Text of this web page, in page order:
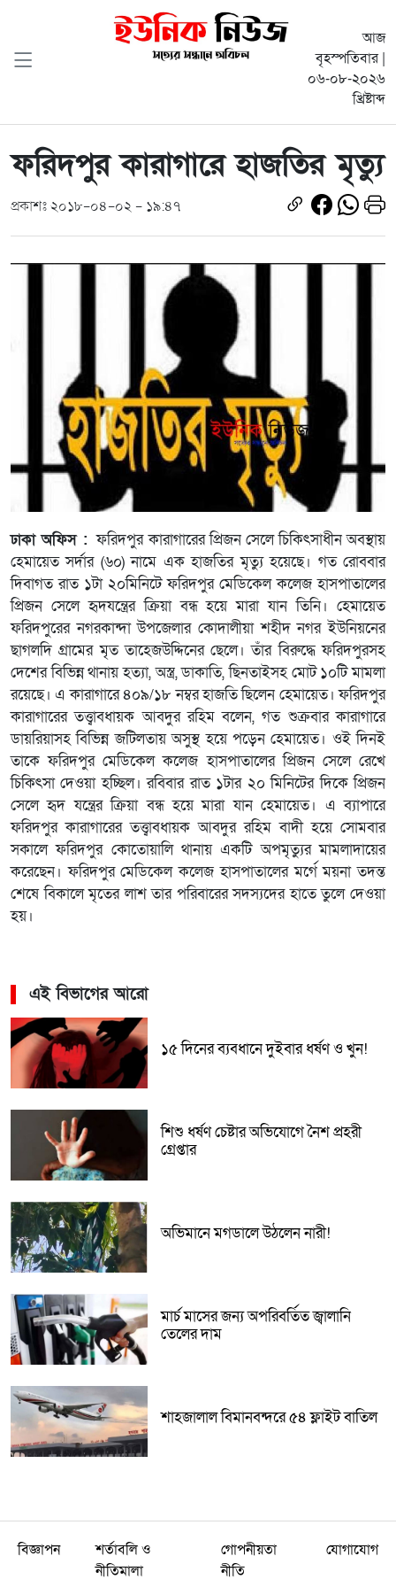
আজ
বৃহস্পতিবার |
০৬-০৮-২০২৬
খ্রিষ্টাব্দ
ফরিদপুর কারাগারে হাজতির মৃত্যু
প্রকাশঃ ২০১৮-০৪-০২ - ১৯:৪৭
ঢাকা অফিস : ফরিদপুর কারাগারের প্রিজন সেলে চিকিৎসাধীন অবস্থায়
হেমায়েত সর্দার (৬০) নামে এক হাজতির মৃত্যু হয়েছে। গত রোববার
দিবাগত রাত ১টা ২০মিনিটে ফরিদপুর মেডিকেল কলেজ হাসপাতালের
প্রিজন সেলে হৃদযন্ত্রের ক্রিয়া বন্ধ হয়ে মারা যান তিনি। হেমায়েত
ফরিদপুরের নগরকান্দা উপজেলার কোদালীয়া শহীদ নগর ইউনিয়নের
ছাগলদি গ্রামের মৃত তাহেজউদ্দিনের ছেলে। তাঁর বিরুদ্ধে ফরিদপুরসহ
দেশের বিভিন্ন থানায় হত্যা, অস্ত্র, ডাকাতি, ছিনতাইসহ মোট ১০টি মামলা
রয়েছে। এ কারাগারে ৪০৯/১৮ নম্বর হাজতি ছিলেন হেমায়েত। ফরিদপুর
কারাগারের তত্ত্বাবধায়ক আবদুর রহিম বলেন, গত শুক্রবার কারাগারে
ডায়রিয়াসহ বিভিন্ন জটিলতায় অসুস্থ হয়ে পড়েন হেমায়েত। ওই দিনই
তাকে ফরিদপুর মেডিকেল কলেজ হাসপাতালের প্রিজন সেলে রেখে
চিকিৎসা দেওয়া হচ্ছিল। রবিবার রাত ১টার ২০ মিনিটের দিকে প্রিজন
সেলে হৃদ যন্ত্রের ক্রিয়া বন্ধ হয়ে মারা যান হেমায়েত। এ ব্যাপারে
ফরিদপুর কারাগারের তত্ত্বাবধায়ক আবদুর রহিম বাদী হয়ে সোমবার
সকালে ফরিদপুর কোতোয়ালি থানায় একটি অপমৃত্যুর মামলাদায়ের
করেছেন। ফরিদপুর মেডিকেল কলেজ হাসপাতালের মর্গে ময়না তদন্ত
শেষে বিকালে মৃতের লাশ তার পরিবারের সদস্যদের হাতে তুলে দেওয়া
হয়।
এই বিভাগের আরো
১৫ দিনের ব্যবধানে দুইবার ধর্ষণ ও খুন!
শিশু ধর্ষণ চেষ্টার অভিযোগে নৈশ প্রহরী
গ্রেপ্তার
অভিমানে মগডালে উঠলেন নারী!
মার্চ মাসের জন্য অপরিবর্তিত জ্বালানি
তেলের দাম
শাহজালাল বিমানবন্দরে ৫৪ ফ্লাইট বাতিল
বিজ্ঞাপন
শর্তাবলি ও
নীতিমালা
গোপনীয়তা
নীতি
যোগাযোগ